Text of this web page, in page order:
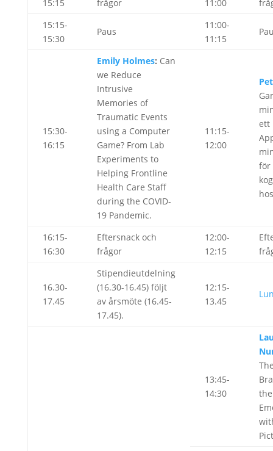
15:15
frågor
11:00
15:15-
15:30
Paus
11:00-
11:15
15:30-
16:15
Emily Holmes: Can
we Reduce
Intrusive
Memories of
Traumatic Events
using a Computer
Game? From Lab
Experiments to
Helping Frontline
Health Care Staff
during the COVID-
19 Pandemic.
11:15-
12:00
ett
för
16:15-
16:30
Eftersnack och
frågor
12:00-
12:15
16.30-
17.45
Stipendieutdelning
(16.30-16.45) följt
av årsmöte (16.45-
17.45).
12:15-
13.45
13:45-
14:30